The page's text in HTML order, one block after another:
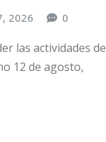
2026 0
las actividades de
12 de agosto,